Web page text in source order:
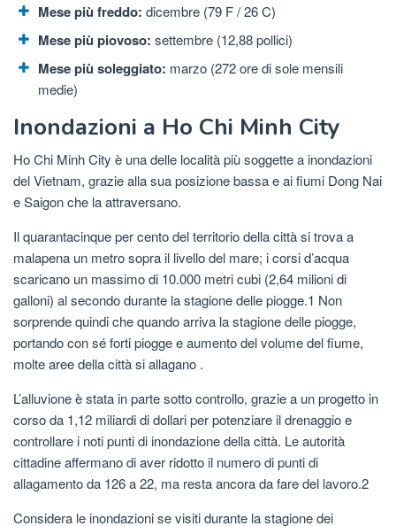
Mese più freddo: dicembre (79 F / 26 C)
Mese più piovoso: settembre (12,88 pollici)
Mese più soleggiato: marzo (272 ore di sole mensili
medie)
Inondazioni a Ho Chi Minh City
Ho Chi Minh City è una delle località più soggette a inondazioni
del Vietnam, grazie alla sua posizione bassa e ai fiumi Dong Nai
e Saigon che la attraversano.
Il quarantacinque per cento del territorio della città si trova a
malapena un metro sopra il livello del mare; i corsi d’acqua
scaricano un massimo di 10.000 metri cubi (2,64 milioni di
galloni) al secondo durante la stagione delle piogge.1 Non
sorprende quindi che quando arriva la stagione delle piogge,
portando con sé forti piogge e aumento del volume del fiume,
molte aree della città si allagano .
L’alluvione è stata in parte sotto controllo, grazie a un progetto in
corso da 1,12 miliardi di dollari per potenziare il drenaggio e
controllare i noti punti di inondazione della città. Le autorità
cittadine affermano di aver ridotto il numero di punti di
allagamento da 126 a 22, ma resta ancora da fare del lavoro.2
Considera le inondazioni se visiti durante la stagione dei